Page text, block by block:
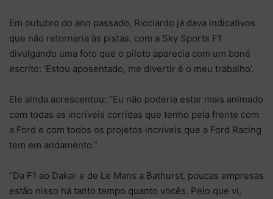
Em outubro do ano passado, Ricciardo já dava indicativos
que não retornaria às pistas, com a Sky Sports F1
divulgando uma foto que o piloto aparecia com um boné
escrito: ‘Estou aposentado, me divertir é o meu trabalho’.
Ele ainda acrescentou: “Eu não poderia estar mais animado
com todas as incríveis corridas que tenho pela frente com
a Ford e com todos os projetos incríveis que a Ford Racing
tem em andamento.”
“Da F1 ao Dakar e de Le Mans a Bathurst, poucas empresas
estão nisso há tanto tempo quanto vocês. Pelo que vi,